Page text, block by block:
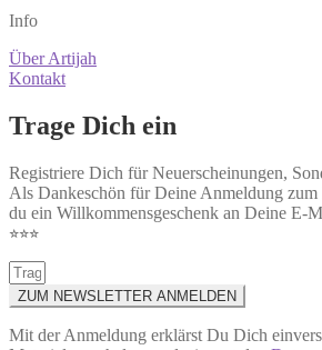
Info
Über Artijah
Kontakt
Trage Dich ein
Registriere Dich für Neuerscheinungen,
Als Dankeschön für Deine Anmeldung
du ein Willkommensgeschenk an Deine E-
⭐︎⭐︎⭐︎
ZUM NEWSLETTER ANMELDEN
Mit der Anmeldung erklärst Du Dich